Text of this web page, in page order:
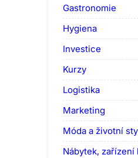
Gastronomie
Hygiena
Investice
Kurzy
Logistika
Marketing
Móda a životní
Nábytek, zařízení